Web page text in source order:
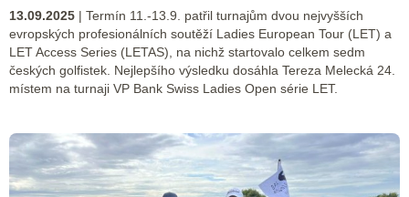
13.09.2025 | Termín 11.-13.9. patřil turnajům dvou nejvyšších
evropských profesionálních soutěží Ladies European Tour (LET) a
LET Access Series (LETAS), na nichž startovalo celkem sedm
českých golfistek. Nejlepšího výsledku dosáhla Tereza Melecká 24.
místem na turnaji VP Bank Swiss Ladies Open série LET.